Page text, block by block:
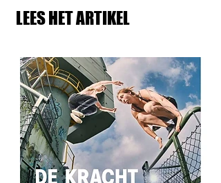
LEES HET ARTIKEL